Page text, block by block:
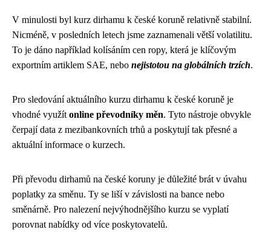
V minulosti byl kurz dirhamu k české koruně relativně stabilní.
Nicméně, v posledních letech jsme zaznamenali větší volatilitu.
To je dáno například kolísáním cen ropy, která je klíčovým
exportním artiklem SAE, nebo nejistotou na globálních trzích.
Pro sledování aktuálního kurzu dirhamu k české koruně je
vhodné využít online převodníky měn. Tyto nástroje obvykle
čerpají data z mezibankovních trhů a poskytují tak přesné a
aktuální informace o kurzech.
Při převodu dirhamů na české koruny je důležité brát v úvahu
poplatky za směnu. Ty se liší v závislosti na bance nebo
směnárně. Pro nalezení nejvýhodnějšího kurzu se vyplatí
porovnat nabídky od více poskytovatelů.